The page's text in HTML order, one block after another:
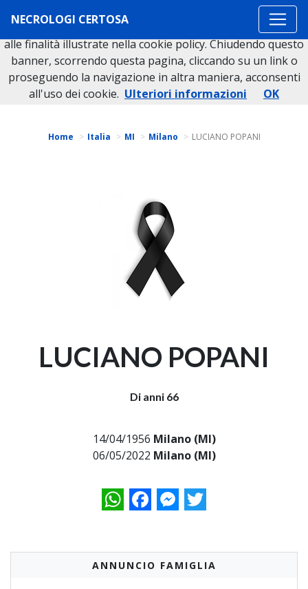
NECROLOGI CERTOSA
Torna indietro
Home Italia MI Milano LUCIANO POPANI
LUCIANO POPANI
Di anni 66
14/04/1956 Milano (MI)
06/05/2022 Milano (MI)
WhatsAppFacebookMessenger
Twitter
ANNUNCIO FAMIGLIA
Questo sito o gli strumenti terzi da questo utilizzati si
avvalgono di cookie necessari al funzionamento ed utili
alle finalità illustrate nella cookie policy. Chiudendo questo
banner, scorrendo questa pagina, cliccando su un link o
proseguendo la navigazione in altra maniera, acconsenti
all'uso dei cookie. Ulteriori informazioni OK